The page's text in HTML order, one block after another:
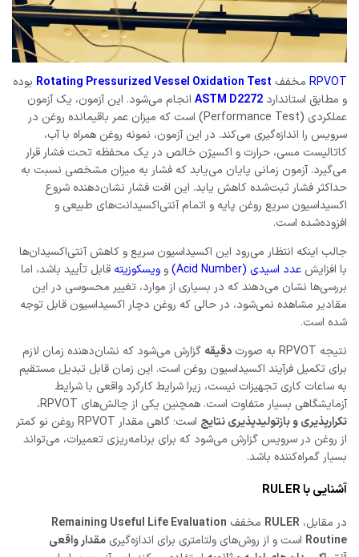
RPVOT مخفف Rotating Pressurized Vessel Oxidation Test بوده
و مطابق استاندارد ASTM D2272 انجام می‌شود. این آزمون، یک آزمون
عملکردی (Performance Test) است که میزان عمر باقیمانده روغن در
سرویس را اندازه‌گیری می‌کند. در این آزمون، نمونه روغن همراه با آب،
کاتالیست مسی، حرارت و اکسیژن خالص در یک محفظه تحت فشار قرار
می‌گیرد. آزمون زمانی پایان می‌یابد که فشار به میزان مشخصی نسبت به
حداکثر فشار ثبت‌شده کاهش یابد. این افت فشار نشان‌دهنده شروع
اکسیداسیون سریع روغن پایه و اتمام آنتی‌اکسیدانت‌های طبیعی و
افزوده‌شده است.
جالب اینکه انتظار می‌رود این اکسیداسیون سریع و کاهش آنتی‌اکسیدان‌ها
با افزایش عدد اسیدی (Acid Number) و ویسکوزیته قابل تأیید باشد، اما
بررسی‌ها نشان می‌دهند که در بسیاری از موارد، تغییر محسوسی در این
مقادیر مشاهده نمی‌شود، در حالی که روغن دچار اکسیداسیون قابل توجه
شده است.
نتیجه RPVOT به صورت
دقیقه گزارش می‌شود که نشان‌دهنده زمان لازم
برای تکمیل فرآیند اکسیداسیون روغن است. این زمان قابل تبدیل مستقیم
به ساعات کاری تجهیزات نیست، زیرا شرایط کارکرد واقعی با شرایط
آزمایشگاهی بسیار متفاوت است. همچنین یکی از چالش‌های RPVOT،
تکرارپذیری و بازتولیدپذیری نتایج
است؛ گاهی مقدار RPVOT روغن نو کمتر
از روغن در سرویس گزارش می‌شود که برای برنامه‌ریزی تعمیرات، می‌تواند
بسیار گمراه‌کننده باشد.
آشنایی با RULER
در مقابل، RULER مخفف Remaining Useful Life Evaluation
Routine است و از روش‌های ولتامتری برای اندازه‌گیری مقدار واقعی